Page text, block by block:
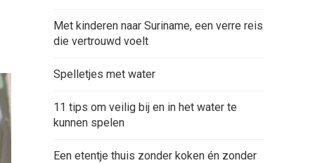
Met kinderen naar Suriname, een verre reis
die vertrouwd voelt
Spelletjes met water
11 tips om veilig bij en in het water te
kunnen spelen
Een etentje thuis zonder koken én zonder